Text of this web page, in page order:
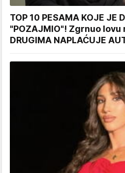
TOP 10 PESAMA KOJE JE
"POZAJMIO"! Zgrnuo lovu
DRUGIMA NAPLAĆUJE